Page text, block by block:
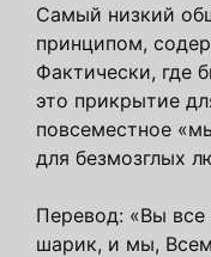
Самый низкий
принципом,
Фактически, где
это прикрытие
повсеместное
для безмозглых
Перевод: «Вы все
шарик, и мы,